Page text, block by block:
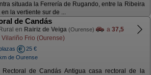
situada la Ferrería de Rugando, entre la Ribeira
en la vertiente sur de ...
de Candás
en Rairiz de Veiga (Ourense) a 37,5
Vilariño Frio (Ourense)
25 €
de Ourense
Rectoral de Candás Antigua casa rectoral de la